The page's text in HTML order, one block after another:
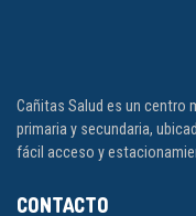
Cañitas Salud es un centro
primaria y secundaria,
fácil acceso y
CONTACTO